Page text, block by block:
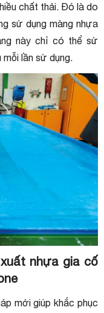
chất thải. Đó là do
sử dụng màng nhựa
này chỉ có thể sử
lần sử dụng.
nhựa gia cố
mới giúp khắc phục